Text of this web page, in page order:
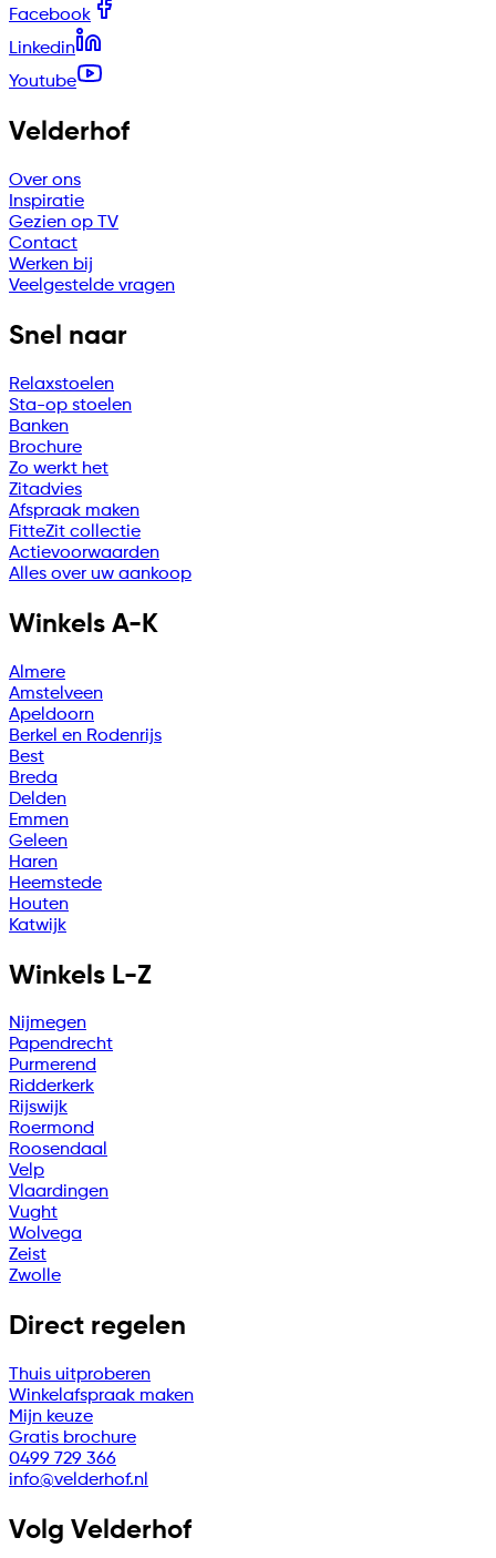
Facebook
Linkedin
Youtube
Velderhof
Over ons
Inspiratie
Gezien op TV
Contact
Werken bij
Veelgestelde vragen
Snel naar
Relaxstoelen
Sta-op stoelen
Banken
Brochure
Zo werkt het
Zitadvies
Afspraak maken
FitteZit collectie
Actievoorwaarden
Alles over uw aankoop
Winkels A-K
Almere
Amstelveen
Apeldoorn
Berkel en Rodenrijs
Best
Breda
Delden
Emmen
Geleen
Haren
Heemstede
Houten
Katwijk
Winkels L-Z
Nijmegen
Papendrecht
Purmerend
Ridderkerk
Rijswijk
Roermond
Roosendaal
Velp
Vlaardingen
Vught
Wolvega
Zeist
Zwolle
Direct regelen
Thuis uitproberen
Winkelafspraak maken
Mijn keuze
Gratis brochure
0499 729 366
info@velderhof.nl
Volg Velderhof